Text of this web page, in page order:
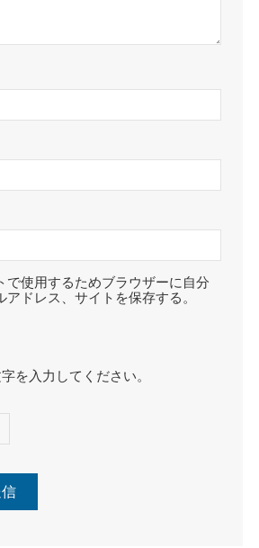
で使用するためブラウザーに自分
アドレス、サイトを保存する。
を入力してください。